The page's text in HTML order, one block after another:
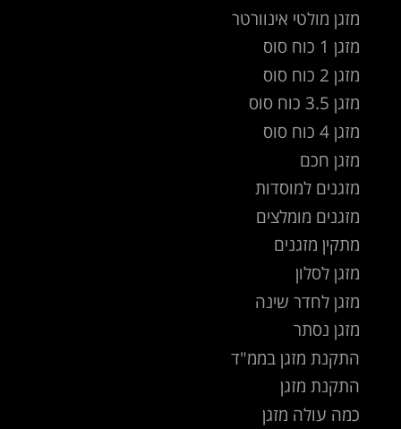
מזגן מולטי אינוורטר
מזגן 1 כוח סוס
מזגן 2 כוח סוס
מזגן 3.5 כוח סוס
מזגן 4 כוח סוס
מזגן חכם
מזגנים למוסדות
מזגנים מומלצים
מתקין מזגנים
מזגן לסלון
מזגן לחדר שינה
מזגן נסתר
התקנת מזגן בממ"ד
התקנת מזגן
כמה עולה מזגן